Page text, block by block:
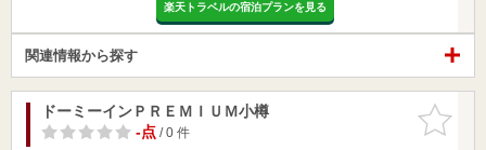
楽天トラベルの宿泊プランを見る
関連情報から探す
お気に入
りに追加
ドーミーインＰＲＥＭＩＵＭ小樽
-点/ 0 件